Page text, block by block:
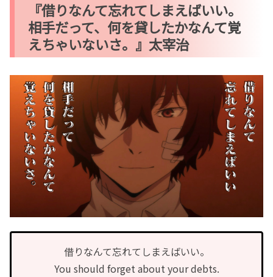
『借りなんて忘れてしまえばいい。
相手だって、何を貸したかなんて覚
えちゃいないさ。』太宰治
借りなんて忘れてしまえばいい。
You should forget about your debts.